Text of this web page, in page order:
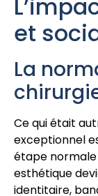
et
La
Ce qui était
exceptionnel
étape normale
esthétique
identitaire,